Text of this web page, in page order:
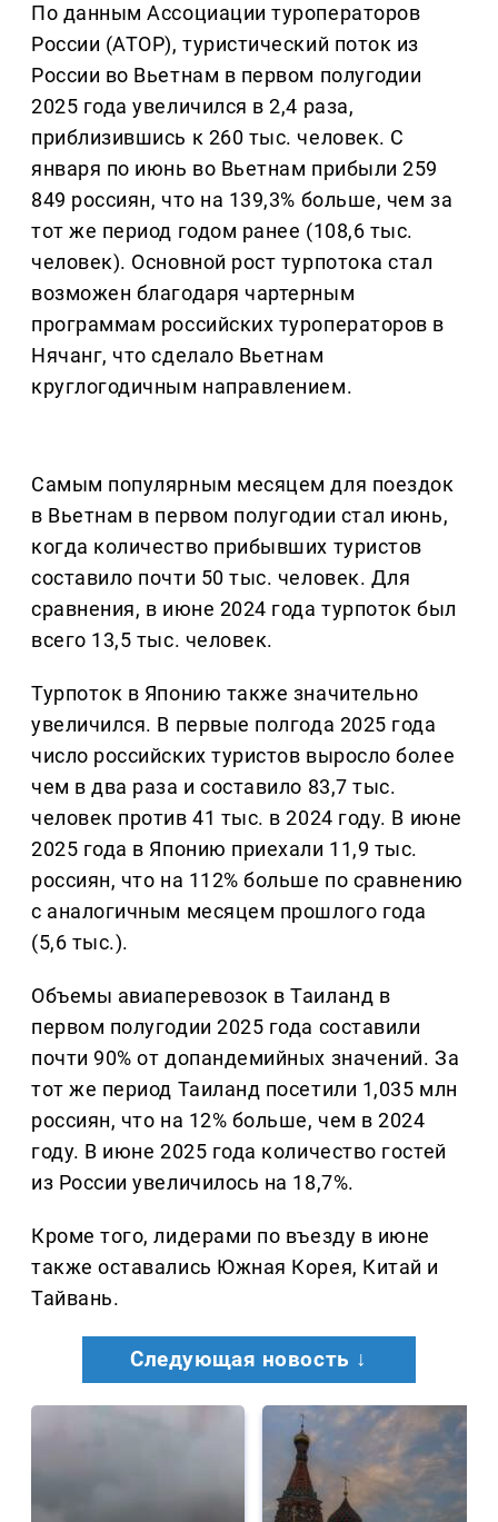
По данным Ассоциации туроператоров
России (АТОР), туристический поток из
России во Вьетнам в первом полугодии
2025 года увеличился в 2,4 раза,
приблизившись к 260 тыс. человек. С
января по июнь во Вьетнам прибыли 259
849 россиян, что на 139,3% больше, чем за
тот же период годом ранее (108,6 тыс.
человек). Основной рост турпотока стал
возможен благодаря чартерным
программам российских туроператоров в
Нячанг, что сделало Вьетнам
круглогодичным направлением.
Самым популярным месяцем для поездок
в Вьетнам в первом полугодии стал июнь,
когда количество прибывших туристов
составило почти 50 тыс. человек. Для
сравнения, в июне 2024 года турпоток был
всего 13,5 тыс. человек.
Турпоток в Японию также значительно
увеличился. В первые полгода 2025 года
число российских туристов выросло более
чем в два раза и составило 83,7 тыс.
человек против 41 тыс. в 2024 году. В июне
2025 года в Японию приехали 11,9 тыс.
россиян, что на 112% больше по сравнению
с аналогичным месяцем прошлого года
(5,6 тыс.).
Объемы авиаперевозок в Таиланд в
первом полугодии 2025 года составили
почти 90% от допандемийных значений. За
тот же период Таиланд посетили 1,035 млн
россиян, что на 12% больше, чем в 2024
году. В июне 2025 года количество гостей
из России увеличилось на 18,7%.
Кроме того, лидерами по въезду в июне
также оставались Южная Корея, Китай и
Тайвань.
Следующая новость ↓